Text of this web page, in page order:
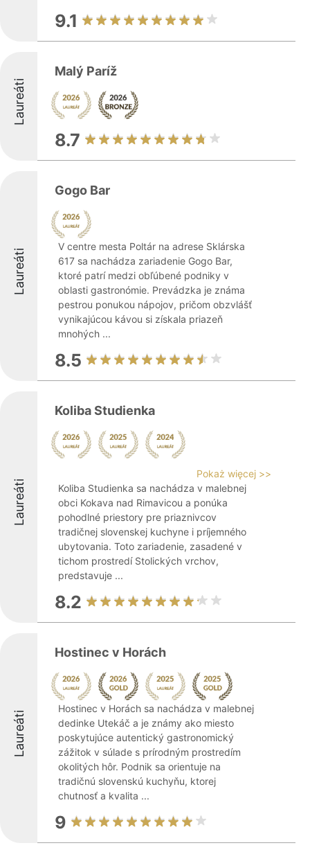
9.1
Laureáti
Malý Paríž
8.7
Laureáti
Gogo Bar
V centre mesta Poltár na adrese Sklárska
617 sa nachádza zariadenie Gogo Bar,
ktoré patrí medzi obľúbené podniky v
oblasti gastronómie. Prevádzka je známa
pestrou ponukou nápojov, pričom obzvlášť
vynikajúcou kávou si získala priazeň
mnohých ...
8.5
Laureáti
Koliba Studienka
Pokaż więcej >>
Koliba Studienka sa nachádza v malebnej
obci Kokava nad Rimavicou a ponúka
pohodlné priestory pre priaznivcov
tradičnej slovenskej kuchyne i príjemného
ubytovania. Toto zariadenie, zasadené v
tichom prostredí Stolických vrchov,
predstavuje ...
8.2
Laureáti
Hostinec v Horách
Hostinec v Horách sa nachádza v malebnej
dedinke Utekáč a je známy ako miesto
poskytujúce autentický gastronomický
zážitok v súlade s prírodným prostredím
okolitých hôr. Podnik sa orientuje na
tradičnú slovenskú kuchyňu, ktorej
chutnosť a kvalita ...
9